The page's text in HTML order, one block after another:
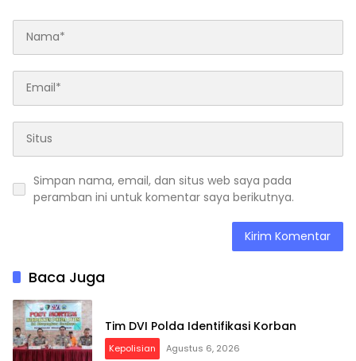
Simpan nama, email, dan situs web saya pada
peramban ini untuk komentar saya berikutnya.
Baca Juga
Tim DVI Polda Identifikasi Korban
Kepolisian Agustus 6, 2026